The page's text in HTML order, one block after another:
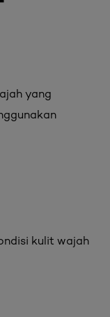
yang
kulit wajah